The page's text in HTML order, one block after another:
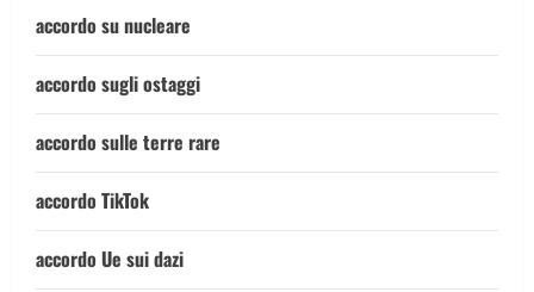
accordo su nucleare
accordo sugli ostaggi
accordo sulle terre rare
accordo TikTok
accordo Ue sui dazi